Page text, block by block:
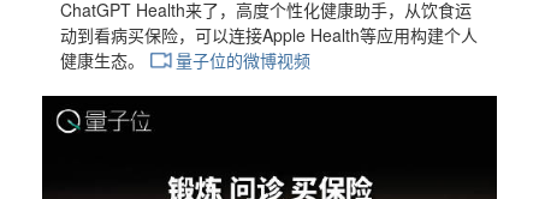
ChatGPT Health来了，高度个性化健康助手，从饮食运
动到看病买保险，可以连接Apple Health等应用构建个人
健康生态。
量子位的微博视频